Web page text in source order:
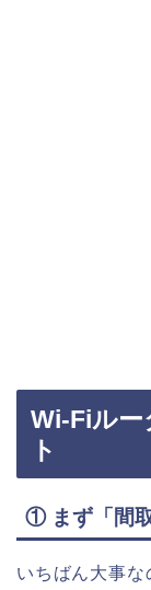
Wi-Fiルー
ト
① まず「間
いちばん大事な